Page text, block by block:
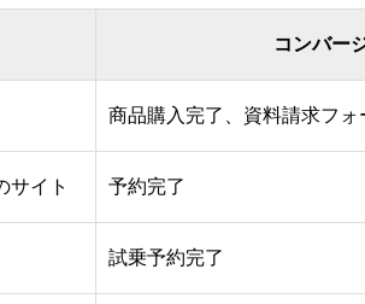
コンバー
商品購入完了、資料請求フォ
サイト 予約完了
試乗予約完了